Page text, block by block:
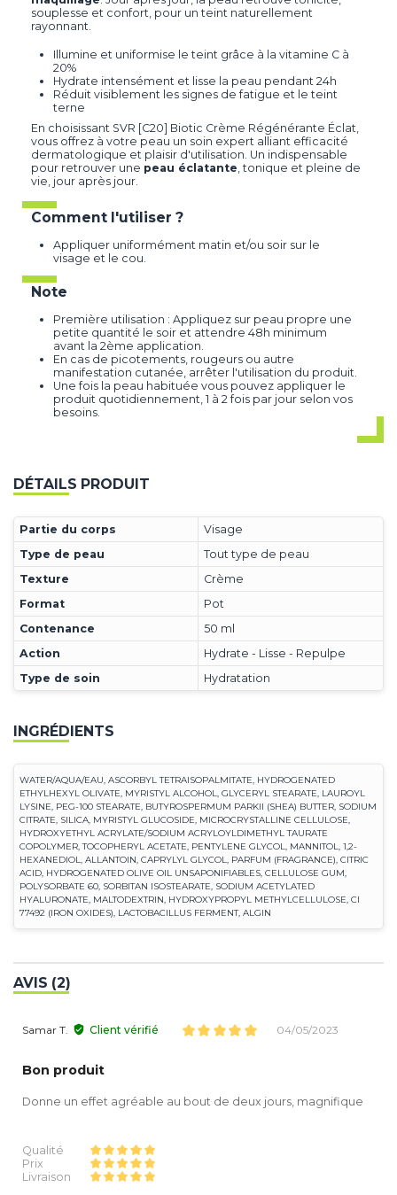
souplesse et confort, pour un teint naturellement
rayonnant.
Illumine et uniformise le teint grâce à la vitamine C à
20%
Hydrate intensément et lisse la peau pendant 24h
Réduit visiblement les signes de fatigue et le teint
terne
En choisissant SVR [C20] Biotic Crème Régénérante Éclat,
vous offrez à votre peau un soin expert alliant efficacité
dermatologique et plaisir d'utilisation. Un indispensable
pour retrouver une peau éclatante , tonique et pleine de
vie, jour après jour.
Comment l'utiliser ?
Appliquer uniformément matin et/ou soir sur le
visage et le cou.
Note
Première utilisation : Appliquez sur peau propre une
petite quantité le soir et attendre 48h minimum
avant la 2ème application.
En cas de picotements, rougeurs ou autre
manifestation cutanée, arrêter l'utilisation du produit.
Une fois la peau habituée vous pouvez appliquer le
produit quotidiennement, 1 à 2 fois par jour selon vos
besoins.
DÉTAILS PRODUIT
Partie du corps
Visage
Type de peau
Tout type de peau
Texture
Crème
Format
Pot
Contenance
50 ml
Action
Hydrate - Lisse - Repulpe
Type de soin
Hydratation
INGRÉDIENTS
WATER/AQUA/EAU, ASCORBYL TETRAISOPALMITATE, HYDROGENATED
ETHYLHEXYL OLIVATE, MYRISTYL ALCOHOL, GLYCERYL STEARATE, LAUROYL
LYSINE, PEG-100 STEARATE, BUTYROSPERMUM PARKII (SHEA) BUTTER, SODIUM
CITRATE, SILICA, MYRISTYL GLUCOSIDE, MICROCRYSTALLINE CELLULOSE,
HYDROXYETHYL ACRYLATE/SODIUM ACRYLOYLDIMETHYL TAURATE
COPOLYMER, TOCOPHERYL ACETATE, PENTYLENE GLYCOL, MANNITOL, 1,2-
HEXANEDIOL, ALLANTOIN, CAPRYLYL GLYCOL, PARFUM (FRAGRANCE), CITRIC
ACID, HYDROGENATED OLIVE OIL UNSAPONIFIABLES, CELLULOSE GUM,
POLYSORBATE 60, SORBITAN ISOSTEARATE, SODIUM ACETYLATED
HYALURONATE, MALTODEXTRIN, HYDROXYPROPYL METHYLCELLULOSE, CI
77492 (IRON OXIDES), LACTOBACILLUS FERMENT, ALGIN
AVIS (2)
Samar T. Client vérifié 04/05/2023
Bon produit
Donne un effet agréable au bout de deux jours, magnifique
Qualité
Prix
Livraison